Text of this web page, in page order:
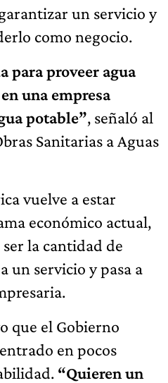
un servicio y
como negocio.
para proveer agua
una empresa
potable”, señaló al
Sanitarias a Aguas
vuelve a estar
económico actual,
la cantidad de
un servicio y pasa a
que el Gobierno
en pocos
“Quieren un